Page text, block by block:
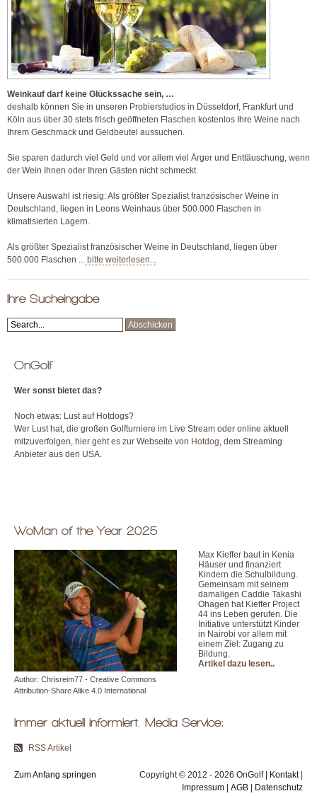
Weinkauf darf keine Glückssache sein, …
deshalb können Sie in unseren Probierstudios in Düsseldorf, Frankfurt und
Köln aus über 30 stets frisch geöffneten Flaschen kostenlos Ihre Weine nach
Ihrem Geschmack und Geldbeutel aussuchen.
Sie sparen dadurch viel Geld und vor allem viel Ärger und Enttäuschung, wenn
der Wein Ihnen oder Ihren Gästen nicht schmeckt.
Unsere Auswahl ist riesig: Als größter Spezialist französischer Weine in
Deutschland, liegen in Leons Weinhaus über 500.000 Flaschen in
klimatisierten Lagern.
Als größter Spezialist französischer Weine in Deutschland, liegen über
500.000 Flaschen ...
bitte weiterlesen...
Ihre Sucheingabe
OnGolf
Wer sonst bietet das?
Noch etwas: Lust auf Hotdogs?
Wer Lust hat, die großen Golfturniere im Live Stream oder online aktuell
mitzuverfolgen, hier geht es zur Webseite von Hotdog , dem Streaming
Anbieter aus den USA.
WoMan of the Year 2025
Author: Chrisreim77 - Creative Commons
Attribution-Share Alike 4.0 International
Max Kieffer baut in Kenia
Häuser und finanziert
Kindern die Schulbildung.
Gemeinsam mit seinem
damaligen Caddie Takashi
Ohagen hat Kieffer Project
44 ins Leben gerufen. Die
Initiative unterstützt Kinder
in Nairobi vor allem mit
einem Ziel: Zugang zu
Bildung.
Artikel dazu lesen..
Immer aktuell informiert. Media Service:
RSS Artikel
Zum Anfang springen Copyright © 2012 - 2026 OnGolf | Kontakt|
Impressum
AGB Datenschutz